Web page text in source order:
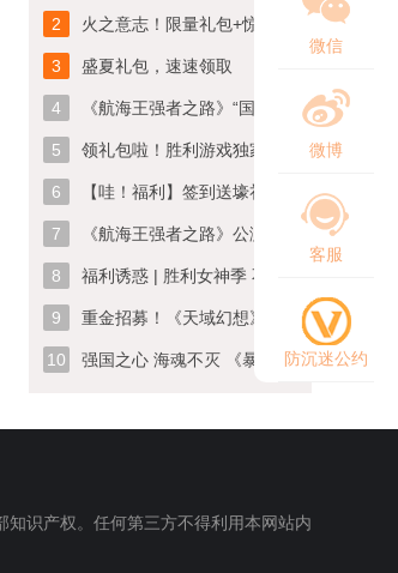
2
3 盛夏礼包，速速领取
4
5
6
7
8
9
10 强国之心 海魂不灭 《暴风战舰》国庆活动即将开启
微信
微博
客服
防沉迷公约
识产权。任何第三方不得利用本网站内